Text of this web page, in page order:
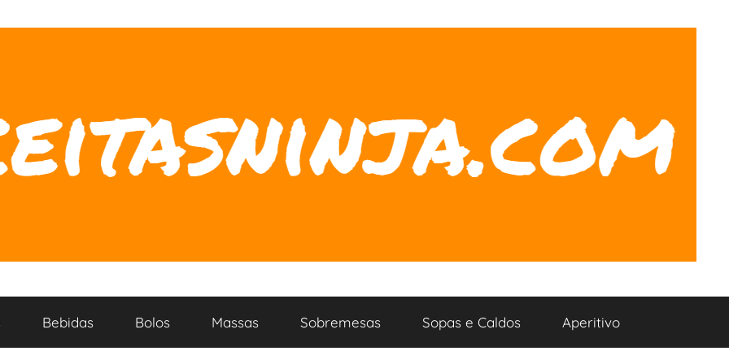
Bebidas Bolos Massas Sobremesas Sopas e Caldos Aperitivo